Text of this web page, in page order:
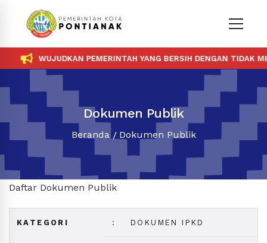
WUJUDKAN PEMERINTAH YANG BERSIH DENGAN TIDAK
Dokumen Publik
Beranda Dokumen Publik
Daftar Dokumen Publik
KATEGORI : DOKUMEN IPKD